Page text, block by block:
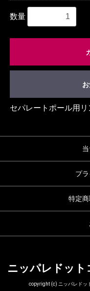
数量
セパレートポール用
プ
特定
ニッパレドッ
copyright (c) ニッパレドッ